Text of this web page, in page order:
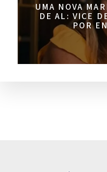
UMA NOVA
DE AL: VICE
POR